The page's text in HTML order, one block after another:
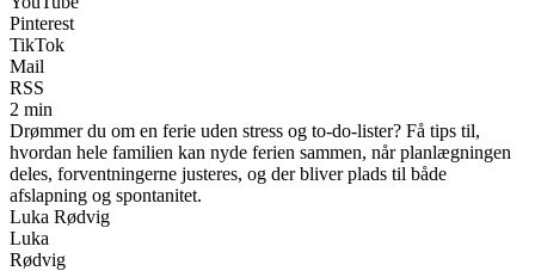
Pinterest
TikTok
Mail
RSS
2 min
Drømmer du om en ferie uden stress og to-do-lister? Få tips til,
hvordan hele familien kan nyde ferien sammen, når planlægningen
deles, forventningerne justeres, og der bliver plads til både
afslapning og spontanitet.
Luka Rødvig
Luka
Rødvig